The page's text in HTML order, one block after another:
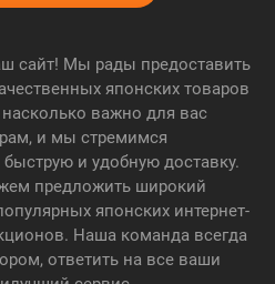
сайт! Мы рады предоставить
японских товаров
важно для вас
и мы стремимся
и удобную доставку.
предложить широкий
японских интернет-
Наша команда всегда
ответить на все ваши